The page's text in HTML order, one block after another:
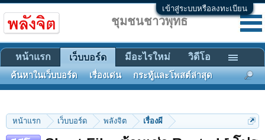
เข้าสู่ระบบหรือลงทะเบียน
หน้าแรก เว็บบอร์ด พลังจิต เรื่องผี
ชุมชนชาวพุทธ
หน้าแรก เว็บบอร์ด
ค้นหาในเว็บบอร์ด เรื่องเด่น กระทู้และโพสต์ล่าสุด
มีอะไรใหม่ วิดีโอ